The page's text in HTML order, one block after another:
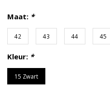
Maat: *
42 43 44 45
Kleur: *
15 Zwart